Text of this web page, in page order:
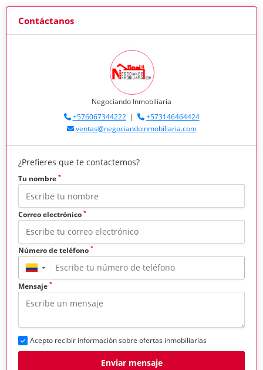
Contáctanos
Negociando Inmobiliaria
+576067344222|
+573146464424
ventas@negociandoinmobiliaria.com
¿Prefieres que te contactemos?
Tu nombre *
Correo electrónico *
Número de teléfono *
▼
Mensaje *
Acepto recibir información sobre ofertas inmobiliarias
Enviar mensaje